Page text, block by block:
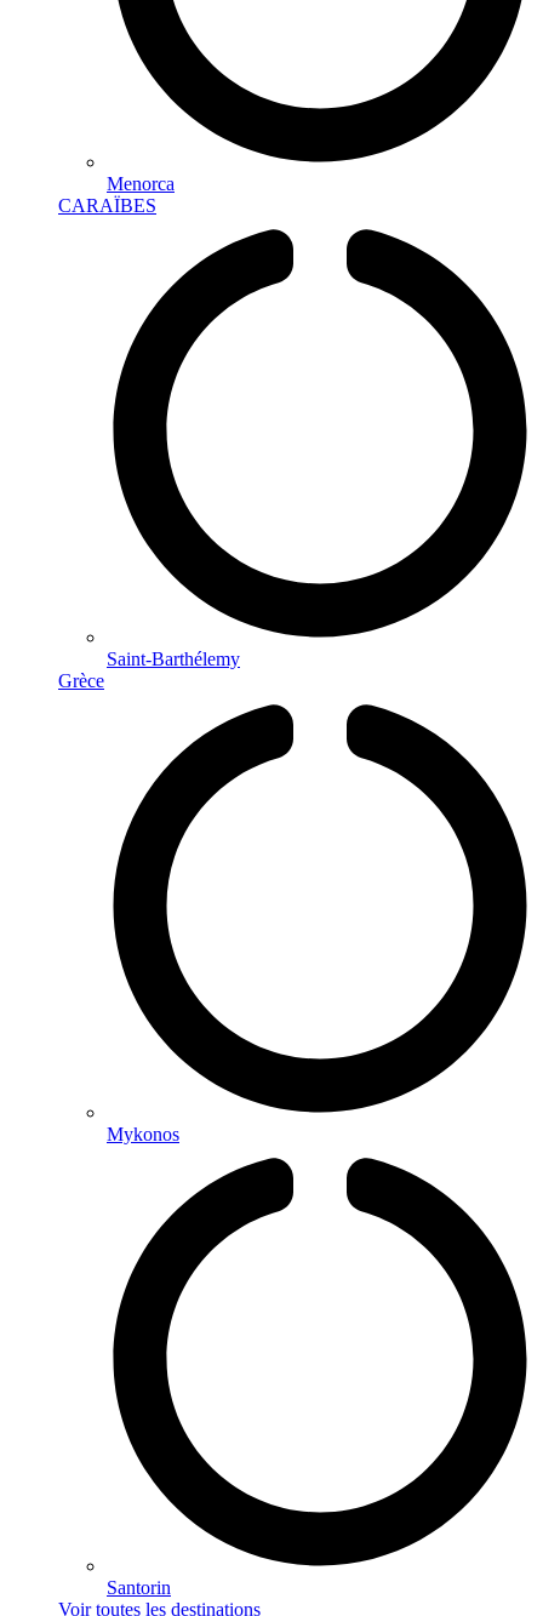
Menorca
CARAÏBES
Saint-Barthélemy
Grèce
Mykonos
Santorin
Voir toutes les destinations